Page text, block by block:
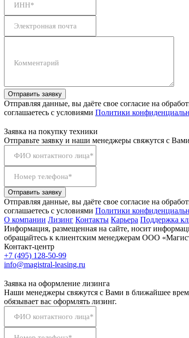
ИНН*
Электронная почта
Комментарий
Отправить заявку
Отправляя данные, вы даёте свое согласие на
соглашаетесь с условиями Политики
Заявка на покупку техники
Отправьте заявку и наши менеджеры свяжутся с
ФИО контактного лица*
Номер телефона*
Отправить заявку
Отправляя данные, вы даёте свое согласие на
соглашаетесь с условиями Политики
О компании Лизинг Контакты Карьера Поддержка
Информация, размещенная на сайте, носит
обращайтесь к клиентским менеджерам ООО
Контакт-центр
+7 (495) 128-50-99
info@magistral-leasing.ru
Заявка на оформление лизинга
Наши менеджеры свяжутся с Вами в ближайшее
обязывает вас оформлять лизинг.
ФИО контактного лица*